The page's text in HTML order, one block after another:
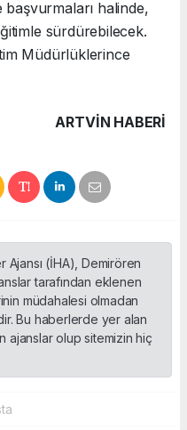
halinde,
sürdürebilecek.
Müdürlüklerince
ARTVIN HABERİ
Ajansı (İHA), Demirören
tarafından eklenen
müdahalesi olmadan
Bu haberlerde yer alan
ajanslar olup sitemizin hiç